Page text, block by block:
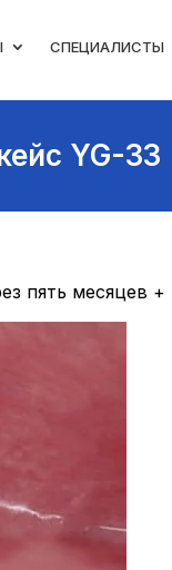
СПЕЦИАЛИСТЫ
YG-33
пять месяцев